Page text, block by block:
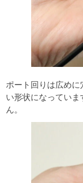
ポート回りは広めに
い形状になってい
ん。